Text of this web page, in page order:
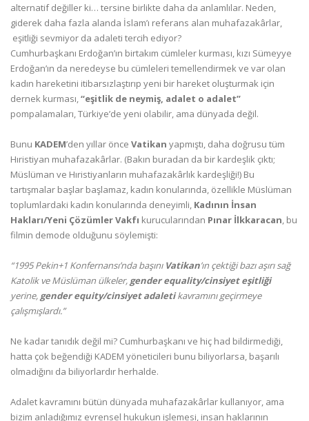
alternatif değiller ki… tersine birlikte daha da anlamlılar. Neden,
giderek daha fazla alanda İslam’ı referans alan muhafazakârlar,
eşitliği sevmiyor da adaleti tercih ediyor?
Cumhurbaşkanı Erdoğan’ın birtakım cümleler kurması, kızı Sümeyye
Erdoğan’ın da neredeyse bu cümleleri temellendirmek ve var olan
kadın hareketini itibarsızlaştırıp yeni bir hareket oluşturmak için
dernek kurması, “eşitlik de neymiş, adalet o adalet”
pompalamaları, Türkiye’de yeni olabilir, ama dünyada değil.
Bunu KADEM’den yıllar önce Vatikan yapmıştı, daha doğrusu tüm
Hıristiyan muhafazakârlar. (Bakın buradan da bir kardeşlik çıktı;
Müslüman ve Hıristiyanların muhafazakârlık kardeşliği!) Bu
tartışmalar başlar başlamaz, kadın konularında, özellikle Müslüman
toplumlardaki kadın konularında deneyimli, Kadının İnsan
Hakları/Yeni Çözümler Vakfı kurucularından Pınar İlkkaracan , bu
filmin demode olduğunu söylemişti:
“1995 Pekin+1 Konfernansı’nda başını Vatikan’ın çektiği bazı aşırı sağ
Katolik ve Müslüman ülkeler, gender equality/cinsiyet eşitliği
yerine, gender equity/cinsiyet adaletikavramını geçirmeye
çalışmışlardı.”
Ne kadar tanıdık değil mi? Cumhurbaşkanı ve hiç had bildirmediği,
hatta çok beğendiği KADEM yöneticileri bunu biliyorlarsa, başarılı
olmadığını da biliyorlardır herhalde.
Adalet kavramını bütün dünyada muhafazakârlar kullanıyor, ama
bizim anladığımız evrensel hukukun işlemesi, insan haklarının